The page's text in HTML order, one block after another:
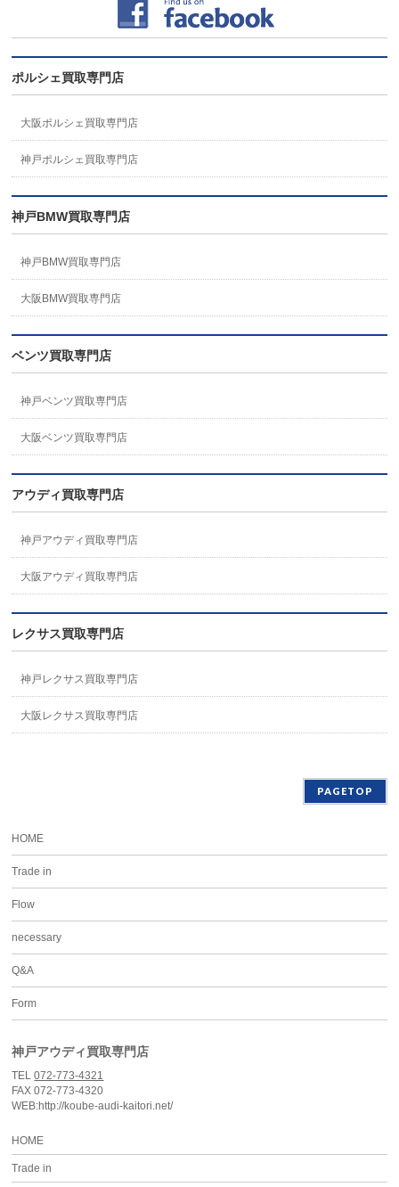
ポルシェ買取専門店
大阪ポルシェ買取専門店
神戸ポルシェ買取専門店
神戸BMW買取専門店
神戸BMW買取専門店
大阪BMW買取専門店
ベンツ買取専門店
神戸ベンツ買取専門店
大阪ベンツ買取専門店
アウディ買取専門店
神戸アウディ買取専門店
大阪アウディ買取専門店
レクサス買取専門店
神戸レクサス買取専門店
大阪レクサス買取専門店
PAGETOP
HOME
Trade in
Flow
necessary
Q&A
Form
神戸アウディ買取専門店
TEL072-773-4321
FAX 072-773-4320
WEB:http://koube-audi-kaitori.net/
HOME
Trade in